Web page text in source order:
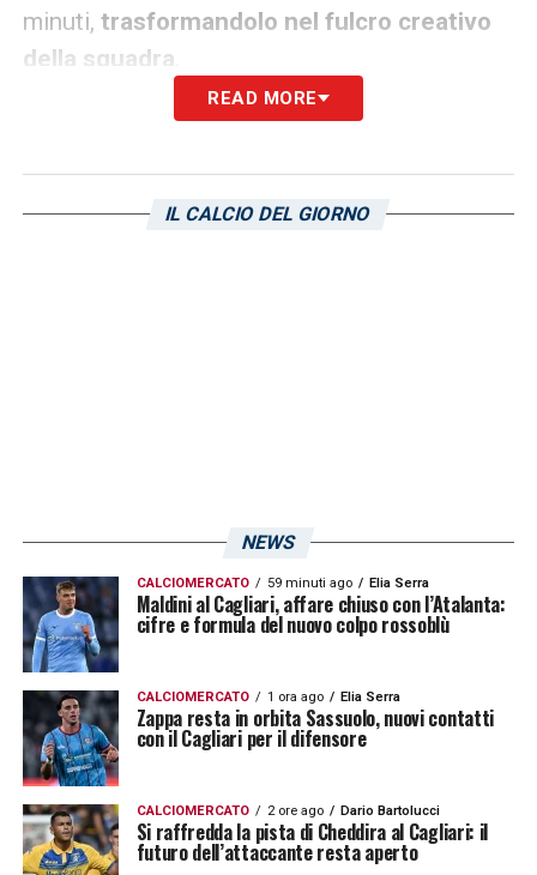
minuti, trasformandolo nel fulcro creativo
della squadra
Il fattore intesa: la scintilla tra
L’attesa dei sostenitori deiquattro morinon
combinazione di tecnica e velocità che la
piazza spera di rivedere con maggiore
frequenza.
Dall’altra parte del campo, il
Gilardino
cercherà di limitare proprio queste
fonti di gioco. Inerazzurritoscani arrivano
in Sardegna con l’intento di rovinare la festa,
consapevoli che concedere spazio tra le
linee a Gaetano potrebbe rivelarsi fatale.
READ MORE
IL CALCIO DEL GIORNO
NEWS
CALCIOMERCATO 59 minuti ago Elia Serra
Maldini al Cagliari, affare chiuso con l’Atalanta:
cifre e formula del nuovo colpo rossoblù
CALCIOMERCATO 1 ora ago Elia Serra
Zappa resta in orbita Sassuolo, nuovi contatti
con il Cagliari per il difensore
CALCIOMERCATO 2 ore ago Dario Bartolucci
Si raffredda la pista di Cheddira al Cagliari: il
futuro dell’attaccante resta aperto